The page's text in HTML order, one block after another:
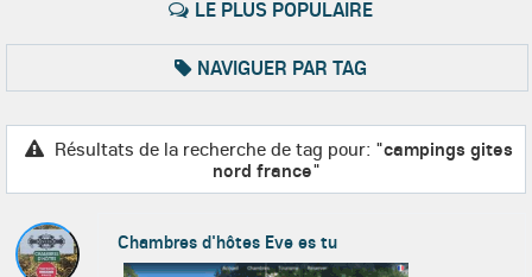
LE PLUS POPULAIRE
NAVIGUER PAR TAG
Résultats de la recherche de tag pour: "campings gites
nord france"
Chambres d'hôtes Eve es tu